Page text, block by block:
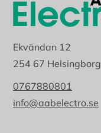
Ekvändan 12
254 67 Helsingborg
0767880801
info@aabelectro.se